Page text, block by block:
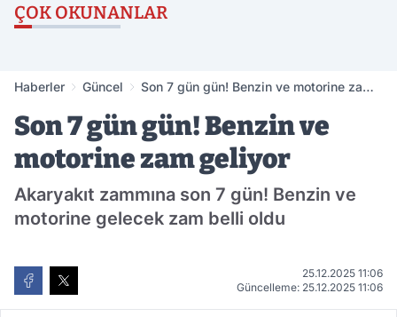
ÇOK OKUNANLAR
Haberler Güncel
Son 7 gün gün! Benzin ve motorine zam
Son 7 gün gün! Benzin ve
motorine zam geliyor
Akaryakıt zammına son 7 gün! Benzin ve
motorine gelecek zam belli oldu
25.12.2025 11:06
Güncelleme: 25.12.2025 11:06